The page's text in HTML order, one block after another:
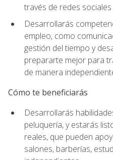
través de redes
Desarrollarás
empleo, como
gestión del tiempo y
prepararte mejor para
de manera
Cómo te beneficiarás
Desarrollarás
peluquería, y estarás
reales, que pueden
salones, barberías,